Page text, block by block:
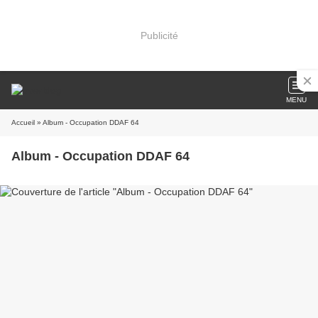
Publicité
MENU
Accueil » Album - Occupation DDAF 64
Album - Occupation DDAF 64